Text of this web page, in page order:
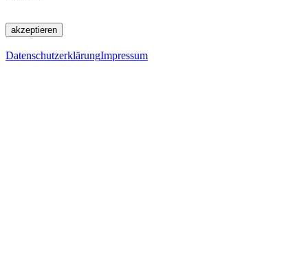
akzeptieren
DatenschutzerklärungImpressum